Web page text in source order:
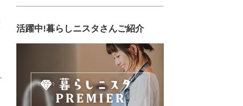
活躍中!暮らしニスタさんご紹介